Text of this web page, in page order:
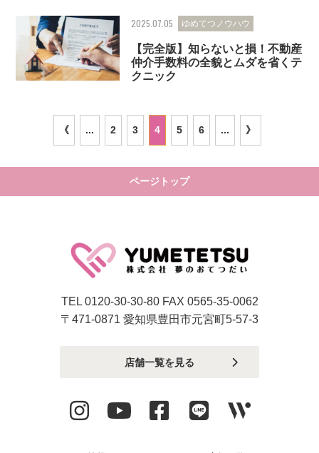
2025.07.05 ゆめてつノウハウ
【完全版】知らないと損！不動産
仲介手数料の全貌とムダを省くテ
クニック
《 ... 2 3 4 5 6 ... 》
ページトップ
TEL 0120-30-30-80 FAX 0565-35-0062
〒471-0871 愛知県豊田市元宮町5-57-3
店舗一覧を見る